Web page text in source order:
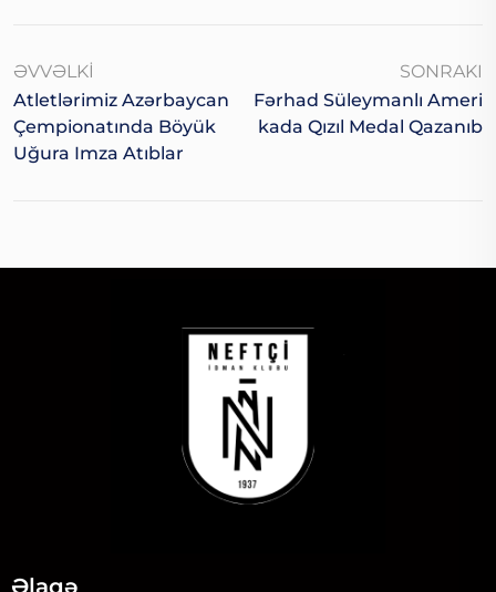
ƏVVƏLKI
Atletlərimiz Azərbaycan
Çempionatında Böyük
Uğura Imza Atıblar
SONRAKI
Fərhad Süleymanlı Ameri
Kada Qızıl Medal Qazanıb